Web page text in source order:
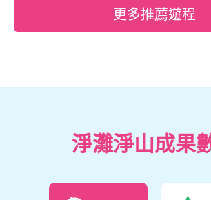
更多推薦遊程
淨灘淨山成果